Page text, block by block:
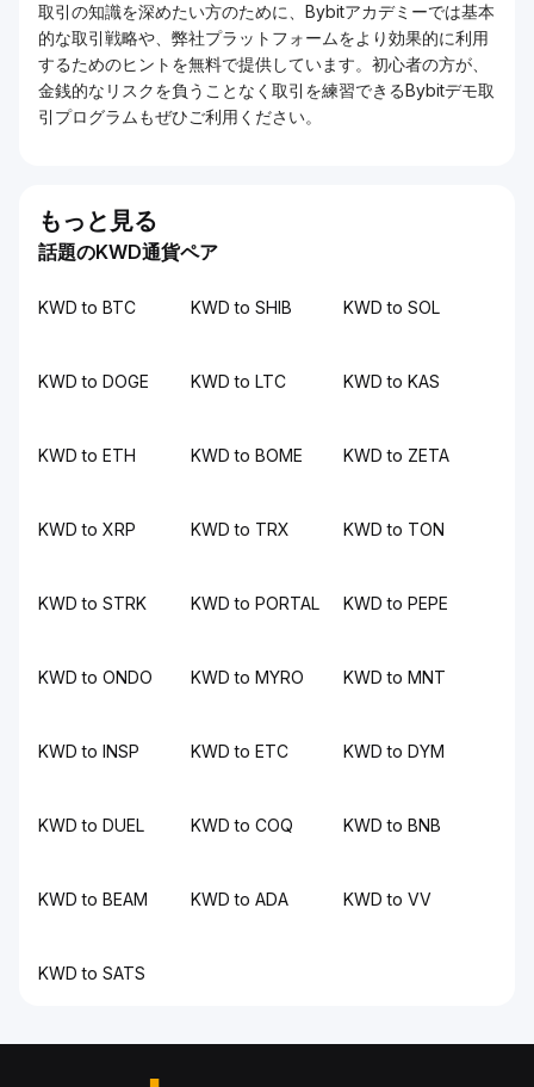
取引の知識を深めたい方のために、Bybitアカデミーでは基本
的な取引戦略や、弊社プラットフォームをより効果的に利用
するためのヒントを無料で提供しています。初心者の方が、
金銭的なリスクを負うことなく取引を練習できるBybitデモ取
引プログラムもぜひご利用ください。
もっと見る
話題のKWD通貨ペア
KWD to BTC KWD to SHIB KWD to SOL
KWD to DOGE KWD to LTC KWD to KAS
KWD to ETH KWD to BOME KWD to ZETA
KWD to XRP KWD to TRX KWD to TON
KWD to STRK KWD to PORTAL KWD to PEPE
KWD to ONDO KWD to MYRO KWD to MNT
KWD to INSP KWD to ETC KWD to DYM
KWD to DUEL KWD to COQ KWD to BNB
KWD to BEAM KWD to ADA KWD to VV
KWD to SATS